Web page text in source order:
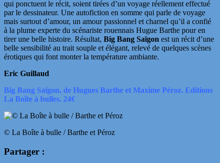
qui ponctuent le récit, soient tirées d’un voyage réellement effectué
par le dessinateur. Une autofiction en somme qui parle de voyage
mais surtout d’amour, un amour passionnel et charnel qu’il a confié
à la plume experte du scénariste rouennais Hugue Barthe pour en
tirer une belle histoire. Résultat, Big Bang Saïgon est un récit d’une
belle sensibilité au trait souple et élégant, relevé de quelques scènes
érotiques qui font monter la température ambiante.
Eric Guillaud
Big Bang Saïgon, de Hugues Barthe et Maxime Péroz. Editions
La Boîte à bulles. 24€
© La Boîte à bulle / Barthe et Péroz
Partager :